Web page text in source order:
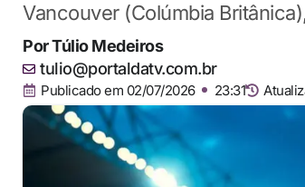
Vancouver (Colúmbia
PorTúlio Medeiros
tulio@portaldatv.com.br
Publicado em 02/07/2026 23:31